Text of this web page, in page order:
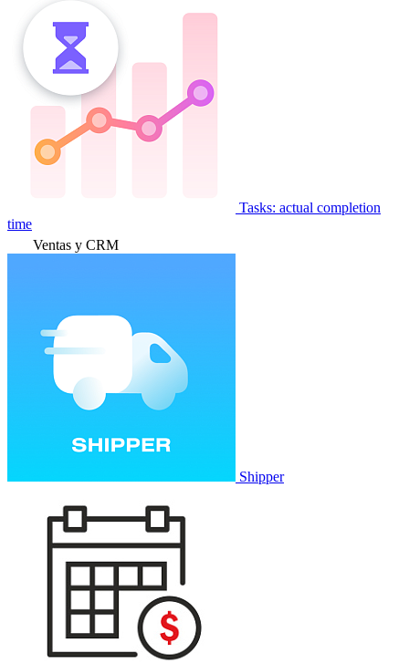
Tasks: actual completion
time
Ventas y CRM
Shipper